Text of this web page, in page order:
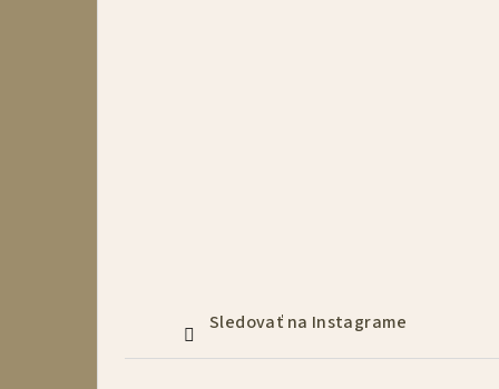
Sledovať na Instagrame